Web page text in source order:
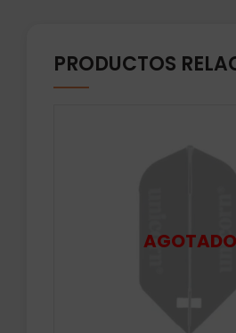
PRODUCTOS